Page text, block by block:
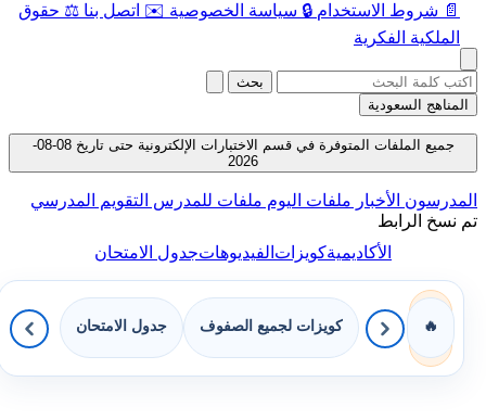
📄 شروط الاستخدام 🔒 سياسة الخصوصية ✉️ اتصل بنا ⚖️ حقوق
الملكية الفكرية
بحث
المناهج السعودية
جميع الملفات المتوفرة في قسم الاختبارات الإلكترونية حتى تاريخ 08-08-
2026
المدرسون الأخبار ملفات اليوم ملفات للمدرس التقويم المدرسي
تم نسخ الرابط
الأكاديميةكويزاتالفيديوهاتجدول الامتحان
🔥 كويزات لجميع الصفوف جدول الامتحان